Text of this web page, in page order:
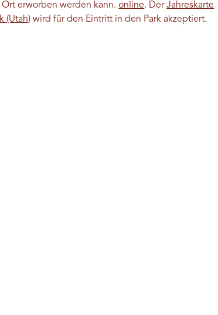
erworben werden kann.online. DerJahreskarte
(Utah) wird für den Eintritt in den Park akzeptiert.